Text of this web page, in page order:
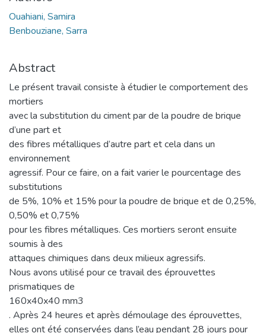
Ouahiani, Samira
Benbouziane, Sarra
Abstract
Le présent travail consiste à étudier le comportement des
mortiers
avec la substitution du ciment par de la poudre de brique
d’une part et
des fibres métalliques d’autre part et cela dans un
environnement
agressif. Pour ce faire, on a fait varier le pourcentage des
substitutions
de 5%, 10% et 15% pour la poudre de brique et de 0,25%,
0,50% et 0,75%
pour les fibres métalliques. Ces mortiers seront ensuite
soumis à des
attaques chimiques dans deux milieux agressifs.
Nous avons utilisé pour ce travail des éprouvettes
prismatiques de
160x40x40 mm3
. Après 24 heures et après démoulage des éprouvettes,
elles ont été conservées dans l’eau pendant 28 jours pour